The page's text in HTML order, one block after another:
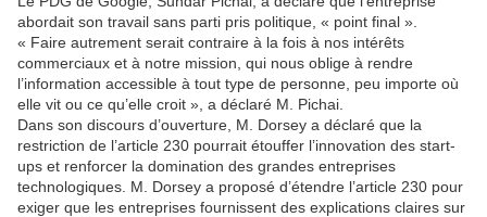
abordait son travail sans parti pris politique, « point final ».
« Faire autrement serait contraire à la fois à nos intérêts
commerciaux et à notre mission, qui nous oblige à rendre
l’information accessible à tout type de personne, peu importe où
elle vit ou ce qu’elle croit », a déclaré M. Pichai.
Dans son discours d’ouverture, M. Dorsey a déclaré que la
restriction de l’article 230 pourrait étouffer l’innovation des start-
ups et renforcer la domination des grandes entreprises
technologiques. M. Dorsey a proposé d’étendre l’article 230 pour
exiger que les entreprises fournissent des explications claires sur